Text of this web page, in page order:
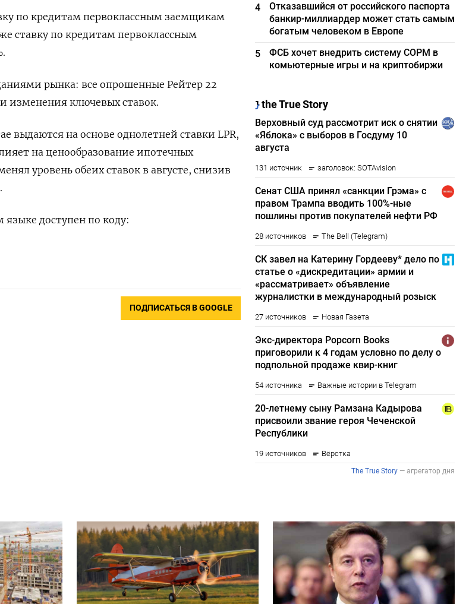
по кредитам первоклассным заемщикам
ставку по кредитам первоклассным
рынка: все опрошенные Рейтер 22
изменения ключевых ставок.
выдаются на основе однолетней ставки LPR,
на ценообразование ипотечных
уровень обеих ставок в августе, снизив
доступен по коду:
ПОДПИСАТЬСЯ В GOOGLE
4
Отказавшийся от российского паспорта
банкир-миллиардер может стать самым
богатым человеком в Европе
5
ФСБ хочет внедрить систему СОРМ в
комьютерные игры и на криптобиржи